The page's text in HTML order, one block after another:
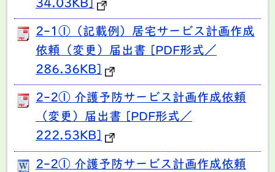
34.03KB]
2-1①（記載例）居宅サービス計画作成
依頼（変更）届出書 [PDF形式／
286.36KB]
2-2① 介護予防サービス計画作成依頼
（変更）届出書 [PDF形式／
222.53KB]
2-2① 介護予防サービス計画作成依頼